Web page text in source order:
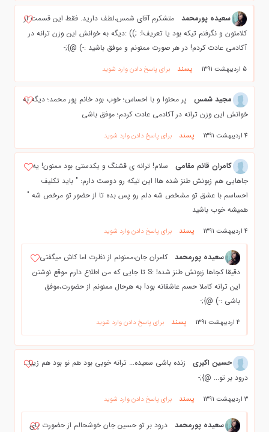
سعیده پورمحمد
متشکرم آقای شمس،لطف دارید. فقط این قسمت از
کلامتون و نگرفتم تیکه بود یا تعریف!: ;)) :دیگه به خوانش این وزن ترانه در
آکادمی عادت کردم! در هر صورت ممنونم و موفق باشید :-) @};-
5 اردیبهشت 1391 پسند برای پاسخ دادن وارد شوید
مجید شمس
پر محتوا و با احساس؛ خوب بود خانم پور محمد؛ ديگه به
خوانش اين وزن ترانه در آکادمي عادت كردم؛ موفق باشي
4 اردیبهشت 1391 پسند برای پاسخ دادن وارد شوید
کامران قائم مقامی
سلام! ترانه ی قشنگ و یکدستی بود ممنون! یه
جاهایی هم زبونش طنز شده هاا این تیکه رو دوست دارم: " باید تکلیف
احساسم با عشق تو مشخص شه دلم رو پس بده تا از حضور تو مرخص شه "
همیشه خوب باشید
4 اردیبهشت 1391 پسند برای پاسخ دادن وارد شوید
سعیده پورمحمد
کامران جان،ممنونم از نظرت اما کاش میگفتی
دقیقا کجاها زبونش طنز شده! :S تا جایی که من اطلاع دارم موقع نوشتن
این ترانه کاملا حسم عاشقانه بود! به هرحال ممنونم از حضورت،موفق
باشی :-) @};-
4 اردیبهشت 1391 پسند برای پاسخ دادن وارد شوید
حسین اکبری
زنده باشی سعیده... ترانه خوبی بود هم نو بود هم زیبا...
درود بر تو... @};-
3 اردیبهشت 1391 پسند برای پاسخ دادن وارد شوید
سعیده پورمحمد درود بر تو حسین جان خوشحالم از حضورت پای